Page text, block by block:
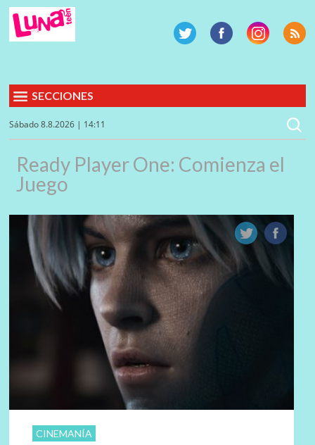
SECCIONES
Sábado 8.8.2026 | 14:11
Ready Player One: Comienza el
Juego
CINEMANÍA